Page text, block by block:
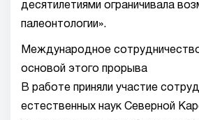
десятилетиями ограничивала
палеонтологии».
Международное
основой этого прорыва
В работе приняли участие
естественных наук Северной